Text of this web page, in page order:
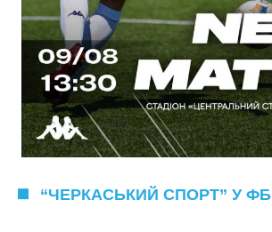
“ЧЕРКАСЬКИЙ СПОРТ” У ФБ